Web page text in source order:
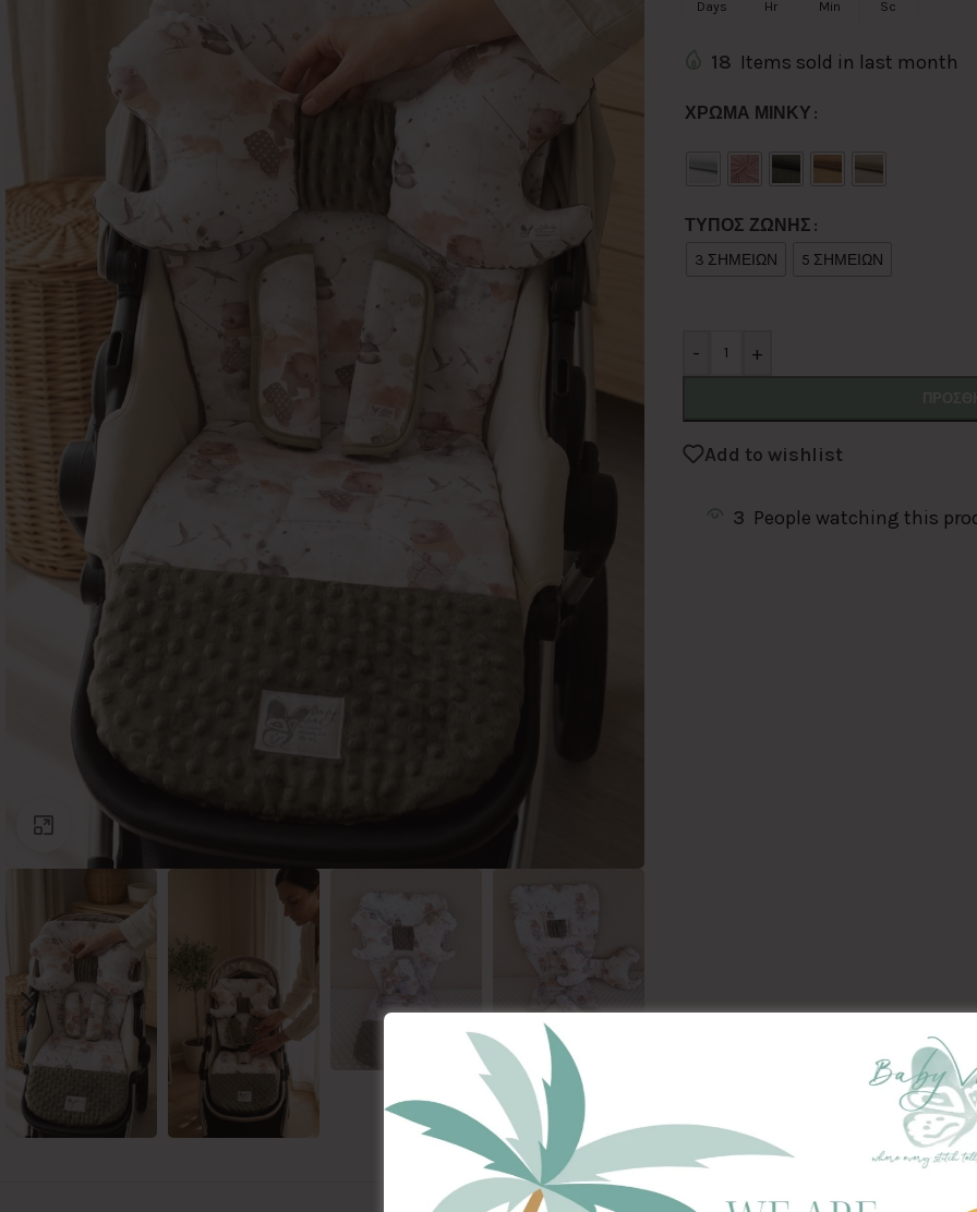
Click to enlarge
Days Hr Min Sc
18 Items sold in last month
ΧΡΩΜΑ ΜΙΝΚΥ
ΤΥΠΟΣ ΖΩΝΗΣ
3 ΣΗΜΕΙΩΝ 5 ΣΗΜΕΙΩΝ
- +
Alternative:
Add to wishlist
3 People watching this